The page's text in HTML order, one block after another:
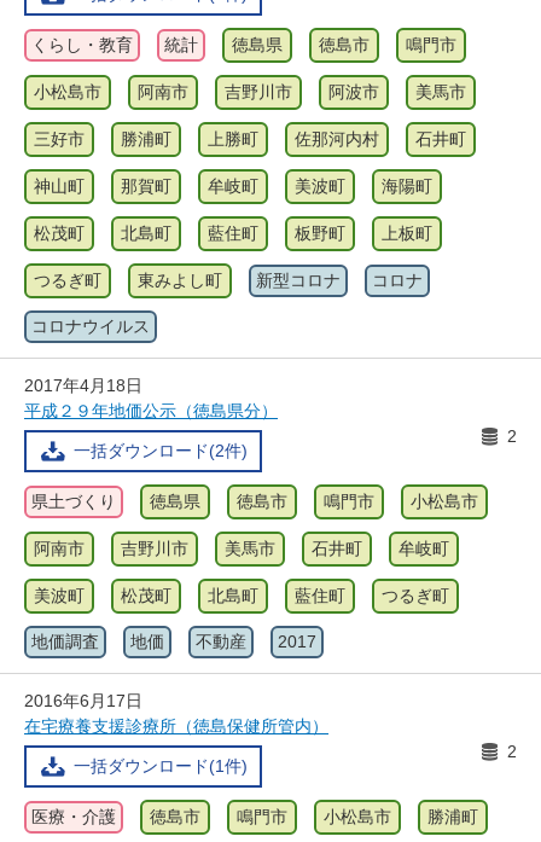
くらし・教育 統計 徳島県 徳島市 鳴門市
小松島市 阿南市 吉野川市 阿波市 美馬市
三好市 勝浦町 上勝町 佐那河内村 石井町
神山町 那賀町 牟岐町 美波町 海陽町
松茂町 北島町 藍住町 板野町 上板町
つるぎ町 東みよし町 新型コロナ コロナ
コロナウイルス
2017年4月18日
平成２９年地価公示（徳島県分）
一括ダウンロード(2件)
2
県土づくり 徳島県 徳島市 鳴門市 小松島市
阿南市 吉野川市 美馬市 石井町 牟岐町
美波町 松茂町 北島町 藍住町 つるぎ町
地価調査 地価 不動産 2017
2016年6月17日
在宅療養支援診療所（徳島保健所管内）
一括ダウンロード(1件)
2
医療・介護 徳島市 鳴門市 小松島市 勝浦町